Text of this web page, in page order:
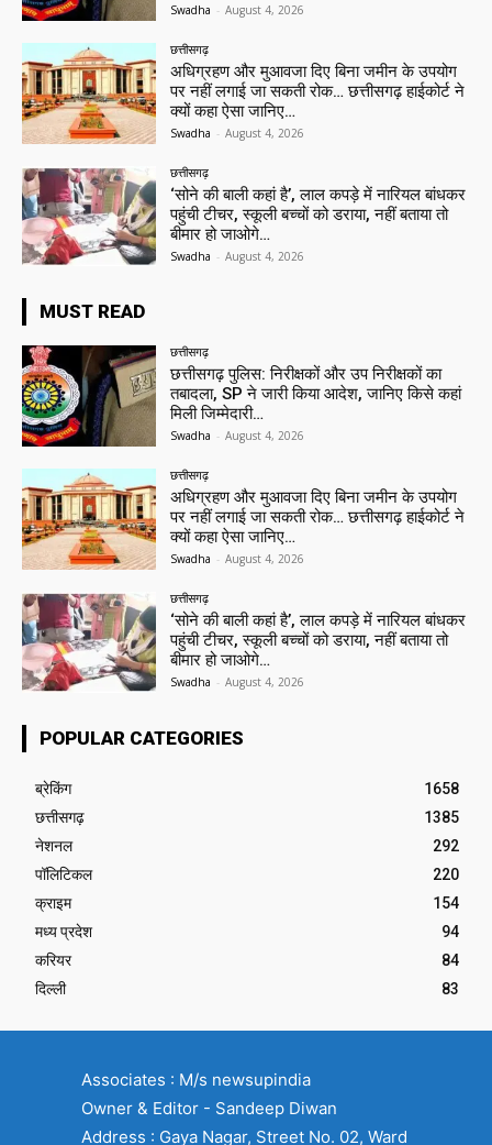
Swadha - August 4, 2026
छत्तीसगढ़
अधिग्रहण और मुआवजा दिए बिना जमीन के उपयोग
पर नहीं लगाई जा सकती रोक… छत्तीसगढ़ हाईकोर्ट ने
क्यों कहा ऐसा जानिए…
Swadha - August 4, 2026
छत्तीसगढ़
‘सोने की बाली कहां है’, लाल कपड़े में नारियल बांधकर
पहुंची टीचर, स्कूली बच्चों को डराया, नहीं बताया तो
बीमार हो जाओगे…
Swadha - August 4, 2026
MUST READ
छत्तीसगढ़
छत्तीसगढ़ पुलिस: निरीक्षकों और उप निरीक्षकों का
तबादला, SP ने जारी किया आदेश, जानिए किसे कहां
मिली जिम्मेदारी…
Swadha - August 4, 2026
छत्तीसगढ़
अधिग्रहण और मुआवजा दिए बिना जमीन के उपयोग
पर नहीं लगाई जा सकती रोक… छत्तीसगढ़ हाईकोर्ट ने
क्यों कहा ऐसा जानिए…
Swadha - August 4, 2026
छत्तीसगढ़
‘सोने की बाली कहां है’, लाल कपड़े में नारियल बांधकर
पहुंची टीचर, स्कूली बच्चों को डराया, नहीं बताया तो
बीमार हो जाओगे…
Swadha - August 4, 2026
POPULAR CATEGORIES
ब्रेकिंग
1658
छत्तीसगढ़
1385
नेशनल
292
पॉलिटिकल
220
क्राइम
154
मध्य प्रदेश
94
करियर
84
दिल्ली
83
Associates : M/s newsupindia
Owner & Editor - Sandeep Diwan
Address : Gaya Nagar, Street No. 02, Ward